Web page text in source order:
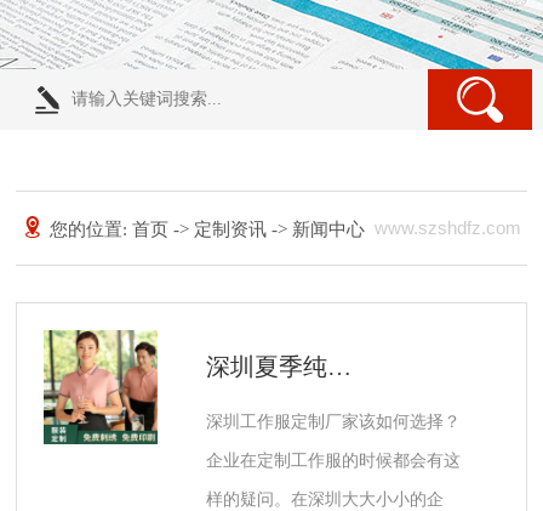
您的位置:首页-> 定制资讯 -> 新闻中心 www.szshdfz.com
深圳夏季纯棉工作服定制体现出来的价值
深圳工作服定制厂家该如何选择？
企业在定制工作服的时候都会有这
样的疑问。在深圳大大小小的企